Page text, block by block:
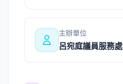
主辦單位
呂宛庭議員服務處